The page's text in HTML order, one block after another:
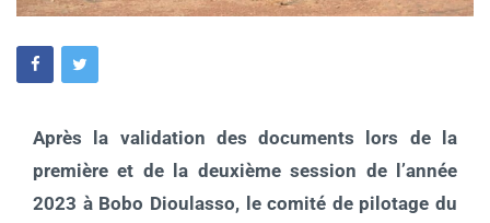
Après la validation des documents lors de la
première et de la deuxième session de l’année
2023 à Bobo Dioulasso, le comité de pilotage du